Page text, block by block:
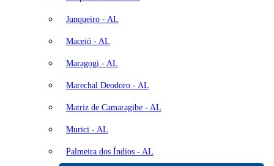
Junqueiro - AL
Maceió - AL
Maragogi - AL
Marechal Deodoro - AL
Matriz de Camaragibe - AL
Murici - AL
Palmeira dos Índios - AL